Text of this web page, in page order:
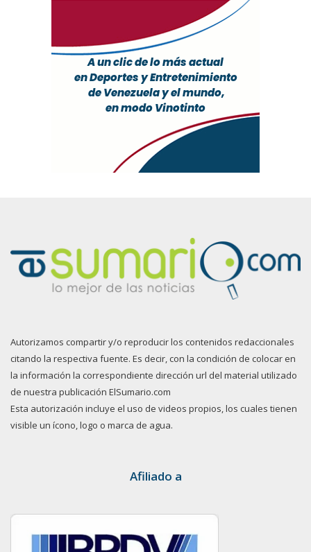
Autorizamos compartir y/o reproducir los contenidos redaccionales
citando la respectiva fuente. Es decir, con la condición de colocar en
la información la correspondiente dirección url del material utilizado
de nuestra publicación ElSumario.com
Esta autorización incluye el uso de videos propios, los cuales tienen
visible un ícono, logo o marca de agua.
Afiliado a